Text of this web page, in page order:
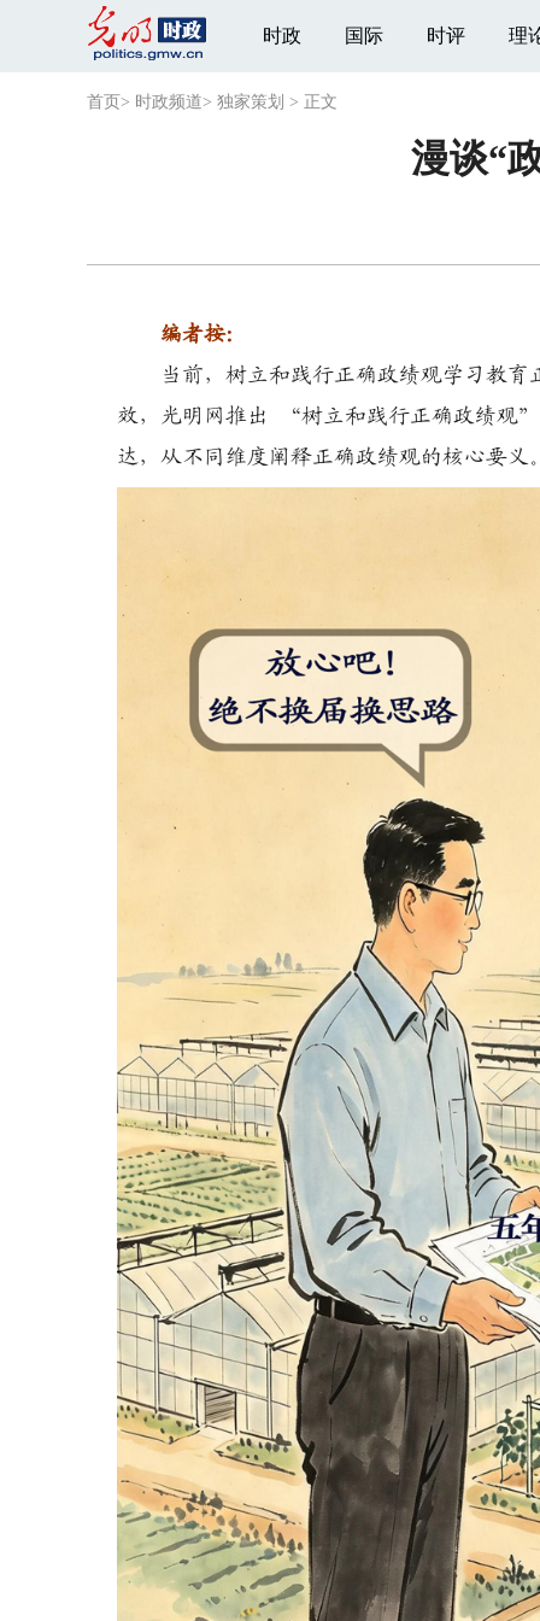
时政 国际 时评 理
首页 > 时政频道> 独家策划 > 正文
漫谈“
编者按：
当前，树立和践行正确政绩观学习教育
效，光明网推出 “树立和践行正确政绩观
达，从不同维度阐释正确政绩观的核心要义